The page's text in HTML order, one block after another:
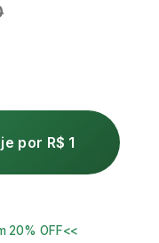
por R$ 1
20% OFF<<